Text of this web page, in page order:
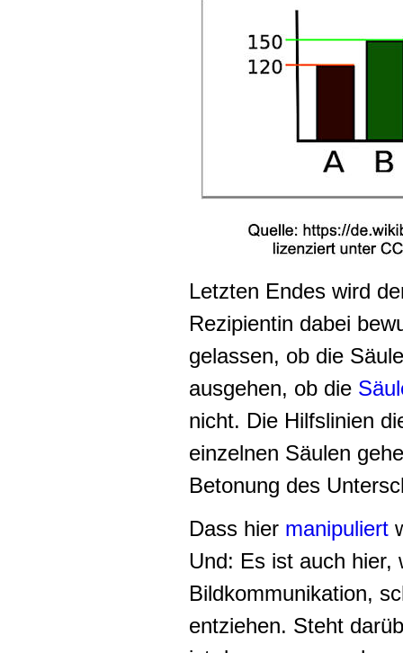
Letzten Endes wird
Rezipientin dabei
gelassen, ob die
ausgehen, ob die
nicht. Die Hilfslinien
einzelnen Säulen
Betonung des
Dass hier manipuliert
Und: Es ist auch hier,
Bildkommunikation,
entziehen. Steht